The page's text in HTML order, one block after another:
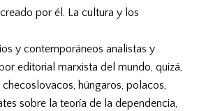
por él. La cultura y los
y contemporáneos analistas y
editorial marxista del mundo, quizá,
húngaros, polacos,
sobre la teoría de la dependencia,